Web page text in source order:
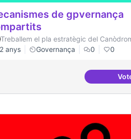
de gpvernança
Treballem el pla estratègic del
2 anys
Governança 0 0